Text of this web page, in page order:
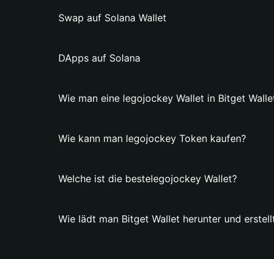
Swap auf Solana Wallet
DApps auf Solana
Wie man eine legojockey Wallet in Bitget
Wie kann man legojockey Token kaufen?
Welche ist die bestelegojockey Wallet?
Wie lädt man Bitget Wallet herunter und